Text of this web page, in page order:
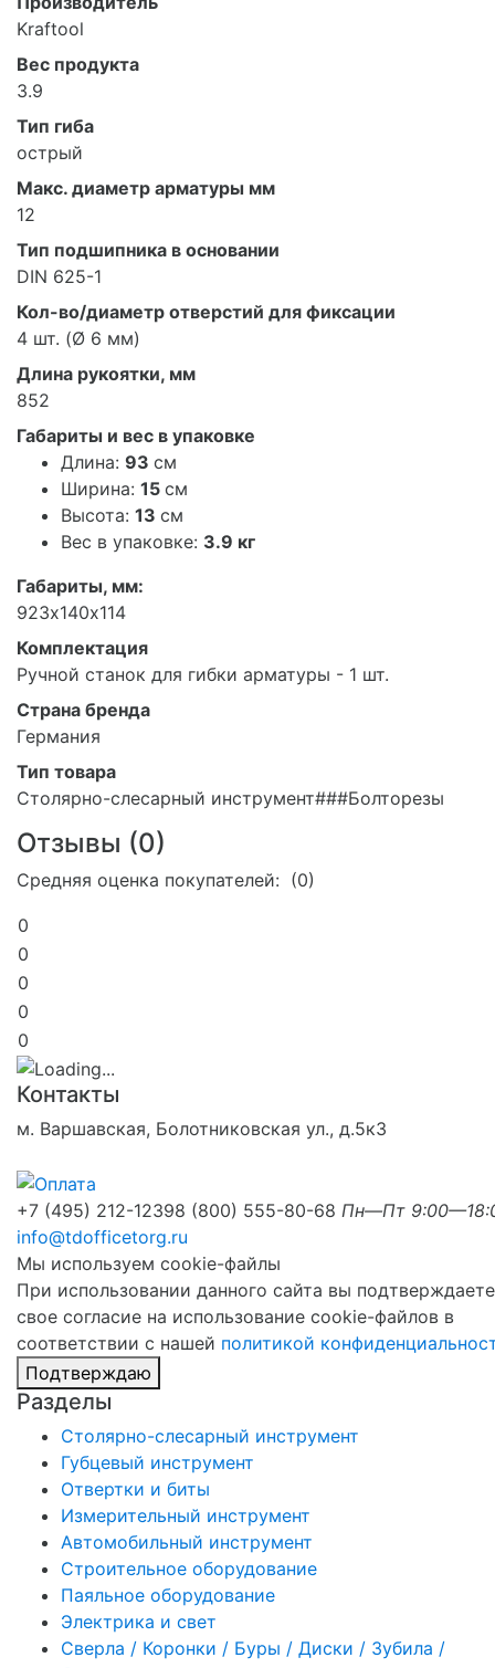
Kraftool
Вес продукта
3.9
Тип гиба
острый
Макс. диаметр арматуры мм
12
Тип подшипника в основании
DIN 625-1
Кол-во/диаметр отверстий для фиксации
4 шт. (Ø 6 мм)
Длина рукоятки, мм
852
Габариты и вес в упаковке
Длина: 93 см
Ширина: 15 см
Высота: 13 см
Вес в упаковке: 3.9 кг
Габариты, мм:
923х140х114
Комплектация
Ручной станок для гибки арматуры - 1 шт.
Страна бренда
Германия
Тип товара
Столярно-слесарный инструмент###Болторезы
Отзывы (0)
Средняя оценка покупателей: (0)
0
0
0
0
0
Контакты
м. Варшавская, Болотниковская ул., д.5к3
+7 (495) 212-12398 (800) 555-80-68 Пн—Пт
info@tdofficetorg.ru
Мы используем cookie-файлы
При использовании данного сайта вы подтверждаете
свое согласие на использование cookie-файлов в
соответствии с нашей политикой
Подтверждаю
Разделы
Столярно-слесарный инструмент
Губцевый инструмент
Отвертки и биты
Измерительный инструмент
Автомобильный инструмент
Строительное оборудование
Паяльное оборудование
Электрика и свет
Сверла / Коронки / Буры / Диски / Зубила /